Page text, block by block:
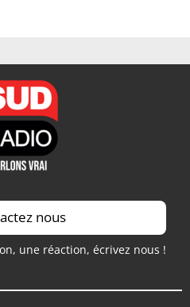
nous
une réaction, écrivez nous !